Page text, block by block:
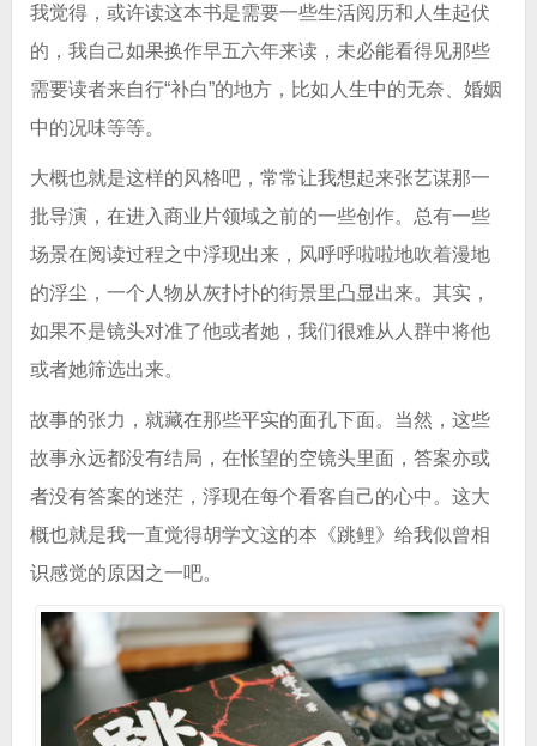
我觉得，或许读这本书是需要一些生活阅历和人生起伏
的，我自己如果换作早五六年来读，未必能看得见那些
需要读者来自行“补白”的地方，比如人生中的无奈、婚姻
中的况味等等。
大概也就是这样的风格吧，常常让我想起来张艺谋那一
批导演，在进入商业片领域之前的一些创作。总有一些
场景在阅读过程之中浮现出来，风呼呼啦啦地吹着漫地
的浮尘，一个人物从灰扑扑的街景里凸显出来。其实，
如果不是镜头对准了他或者她，我们很难从人群中将他
或者她筛选出来。
故事的张力，就藏在那些平实的面孔下面。当然，这些
故事永远都没有结局，在怅望的空镜头里面，答案亦或
者没有答案的迷茫，浮现在每个看客自己的心中。这大
概也就是我一直觉得胡学文这的本《跳鲤》给我似曾相
识感觉的原因之一吧。